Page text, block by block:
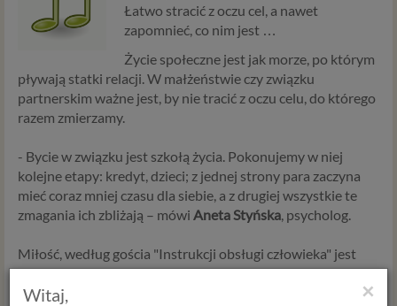
Łatwo stracić z oczu cel, a nawet
zapomnieć, co nim jest …
Życie społeczne jest jak morze, po którym
pływają statki relacji. W małżeństwie czy związku
partnerskim ważne jest, by nie tracić z oczu celu, do którego
razem zmierzamy.
- Bycie w związku jest szkołą życia. Pokonujemy w niej
kolejne etapy: kredyt, dzieci; z jednej strony para zaczyna
mieć coraz mniej czasu dla siebie, a z drugiej wszystkie te
zmagania ich zbliżają – mówi Aneta Styńska, psycholog.
Miłość, według gościa "Instrukcji obsługi człowieka" jest
postawą, stanem ducha, który mamy, gdy patrzymy na
drugą osobę. – Jeżeli para, mimo różnych spięć i burz
×
Witaj,